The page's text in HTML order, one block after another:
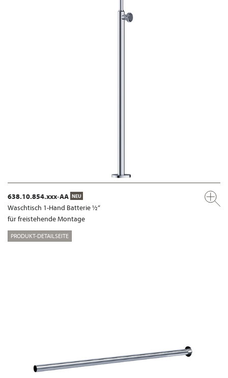
638.10.854.xxx-AA NEU
Waschtisch 1-Hand Batterie ½“
für freistehende Montage
PRODUKT-DETAILSEITE